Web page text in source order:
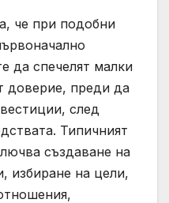
че при подобни
да спечелят малки
доверие, преди да
след
Типичният
създаване на
избиране на цели,